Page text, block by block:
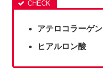
アテロコラーゲン
ヒアルロン酸